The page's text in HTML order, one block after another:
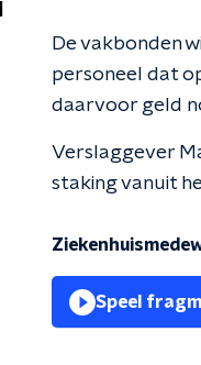
De vakbonden
personeel dat
daarvoor geld
Verslaggever
staking vanuit
Speel